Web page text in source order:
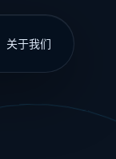
关于我们